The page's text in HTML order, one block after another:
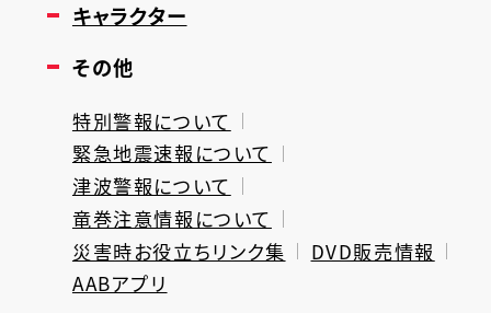
キャラクター
その他
特別警報について
緊急地震速報について
津波警報について
竜巻注意情報について
災害時お役立ちリンク集
DVD販売情報
AABアプリ